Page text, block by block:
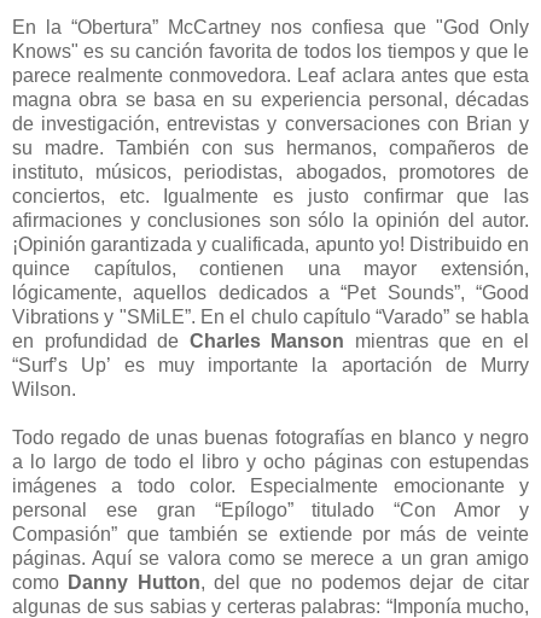
En la “Obertura” McCartney nos confiesa que "God Only
Knows" es su canción favorita de todos los tiempos y que le
parece realmente conmovedora. Leaf aclara antes que esta
magna obra se basa en su experiencia personal, décadas
de investigación, entrevistas y conversaciones con Brian y
su madre. También con sus hermanos, compañeros de
instituto, músicos, periodistas, abogados, promotores de
conciertos, etc. Igualmente es justo confirmar que las
afirmaciones y conclusiones son sólo la opinión del autor.
¡Opinión garantizada y cualificada, apunto yo! Distribuido en
quince capítulos, contienen una mayor extensión,
lógicamente, aquellos dedicados a “Pet Sounds”, “Good
Vibrations y "SMiLE”. En el chulo capítulo “Varado” se habla
en profundidad de Charles Manson mientras que en el
“Surf’s Up’ es muy importante la aportación de Murry
Wilson.
Todo regado de unas buenas fotografías en blanco y negro
a lo largo de todo el libro y ocho páginas con estupendas
imágenes a todo color. Especialmente emocionante y
personal ese gran “Epílogo” titulado “Con Amor y
Compasión” que también se extiende por más de veinte
páginas. Aquí se valora como se merece a un gran amigo
como Danny Hutton, del que no podemos dejar de citar
algunas de sus sabias y certeras palabras: “Imponía mucho,